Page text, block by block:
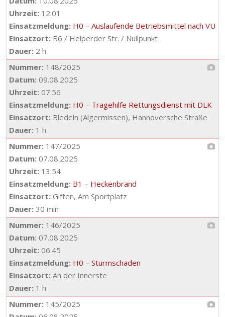
Uhrzeit: 12:01
Einsatzmeldung: H0 – Auslaufende Betriebsmittel nach VU
Einsatzort: B6 / Helperder Str. / Nullpunkt
Dauer: 2 h
Nummer: 148/2025
Datum: 09.08.2025
Uhrzeit: 07:56
Einsatzmeldung: H0 – Tragehilfe Rettungsdienst mit DLK
Einsatzort: Bledeln (Algermissen), Hannoversche Straße
Dauer: 1 h
Nummer: 147/2025
Datum: 07.08.2025
Uhrzeit: 13:54
Einsatzmeldung: B1 – Heckenbrand
Einsatzort: Giften, Am Sportplatz
Dauer: 30 min
Nummer: 146/2025
Datum: 07.08.2025
Uhrzeit: 06:45
Einsatzmeldung: H0 – Sturmschaden
Einsatzort: An der Innerste
Dauer: 1 h
Nummer: 145/2025